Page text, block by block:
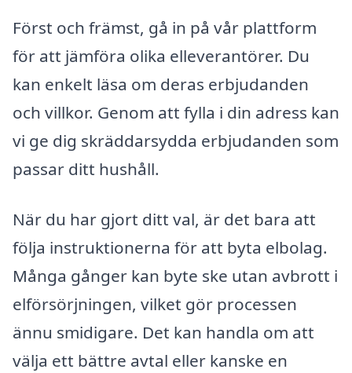
Först och främst, gå in på vår plattform
för att jämföra olika elleverantörer. Du
kan enkelt läsa om deras erbjudanden
och villkor. Genom att fylla i din adress kan
vi ge dig skräddarsydda erbjudanden som
passar ditt hushåll.
När du har gjort ditt val, är det bara att
följa instruktionerna för att byta elbolag.
Många gånger kan byte ske utan avbrott i
elförsörjningen, vilket gör processen
ännu smidigare. Det kan handla om att
välja ett bättre avtal eller kanske en